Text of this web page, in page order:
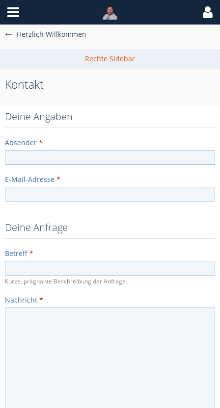
Herzlich Willkommen
Kontakt
Deine Angaben
Absender *
E-Mail-Adresse *
Deine Anfrage
Betreff *
Kurze, prägnante Beschreibung der Anfrage.
Nachricht *